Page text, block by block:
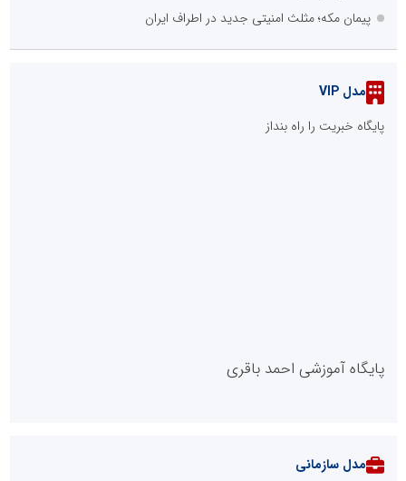
پیمان مکه؛ مثلث امنیتی جدید در اطراف ایران
مدل VIP
پایگاه خبریت را راه بنداز
پایگاه آموزشی احمد باقری
مدل سازمانی